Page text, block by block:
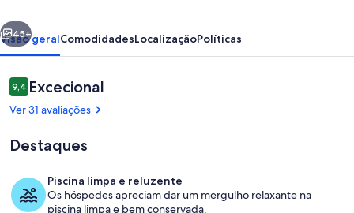
Em
Condomínio
Privado
Com
Para
Adultos
Piscina
Seguinte
45+
Visão geralComodidadesLocalizaçãoPolíticas
Avaliações
9,49,4 em 10
Excecional
Ver 31 avaliações
Destaques
Piscina limpa e reluzente
Os hóspedes apreciam dar um mergulho relaxante na
piscina limpa e bem conservada.